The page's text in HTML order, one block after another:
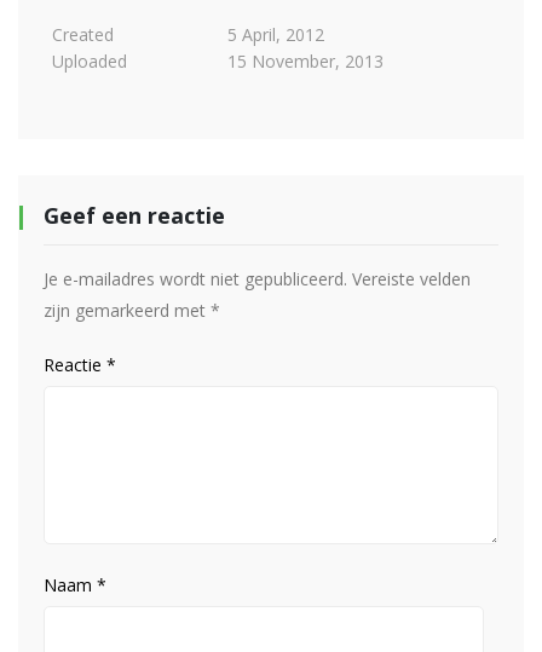
Created
5 April, 2012
Uploaded
15 November, 2013
Geef een reactie
Je e-mailadres wordt niet gepubliceerd. Vereiste velden
zijn gemarkeerd met *
Reactie *
Naam *